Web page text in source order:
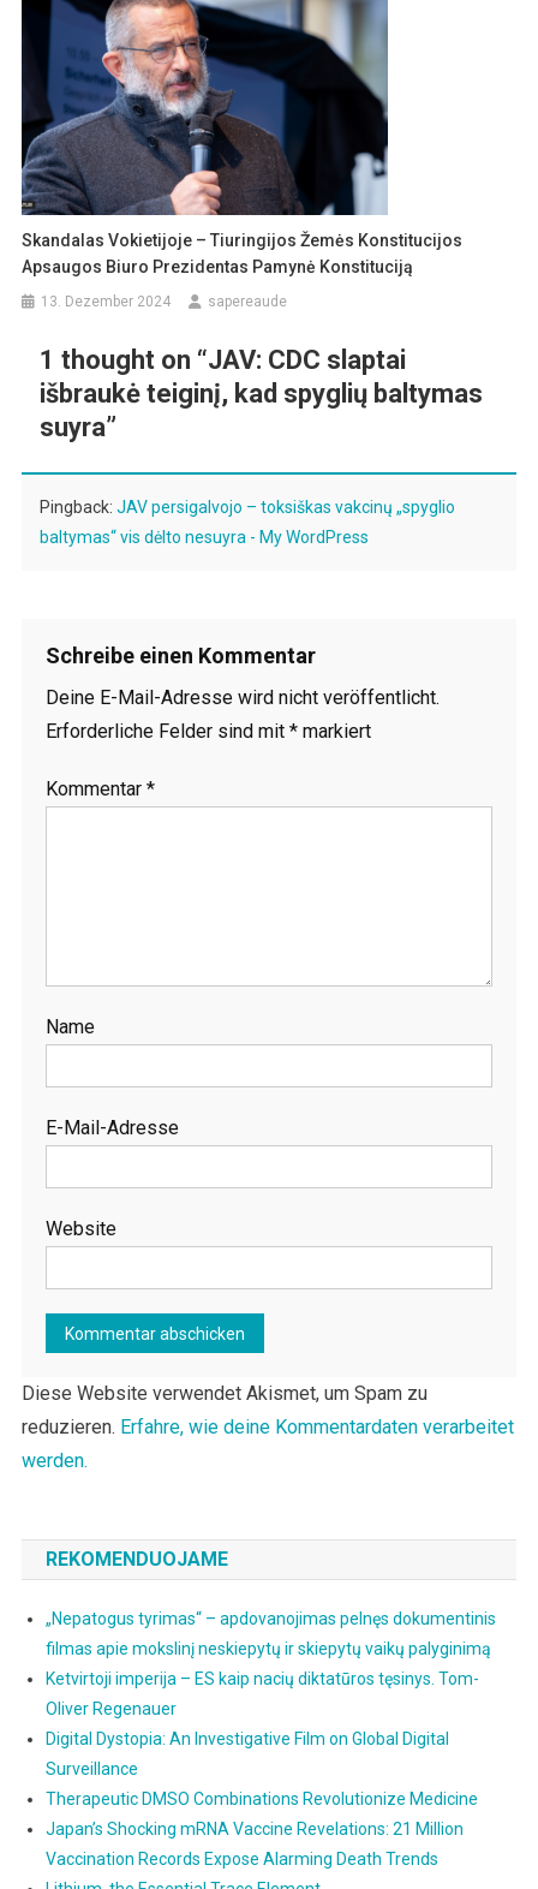
Skandalas Vokietijoje – Tiuringijos Žemės Konstitucijos
Apsaugos Biuro Prezidentas Pamynė Konstituciją
13. Dezember 2024 sapereaude
1 thought on “JAV: CDC slaptai
išbraukė teiginį, kad spyglių baltymas
suyra”
Pingback: JAV persigalvojo – toksiškas vakcinų „spyglio
baltymas“ vis dėlto nesuyra - My WordPress
Schreibe einen Kommentar
Deine E-Mail-Adresse wird nicht veröffentlicht.
Erforderliche Felder sind mit *markiert
Kommentar *
Name
E-Mail-Adresse
Website
Diese Website verwendet Akismet, um Spam zu
reduzieren. Erfahre, wie deine Kommentardaten verarbeitet
werden.
REKOMENDUOJAME
„Nepatogus tyrimas“ – apdovanojimas pelnęs dokumentinis
filmas apie mokslinį neskiepytų ir skiepytų vaikų palyginimą
Ketvirtoji imperija – ES kaip nacių diktatūros tęsinys. Tom-
Oliver Regenauer
Digital Dystopia: An Investigative Film on Global Digital
Surveillance
Therapeutic DMSO Combinations Revolutionize Medicine
Japan’s Shocking mRNA Vaccine Revelations: 21 Million
Vaccination Records Expose Alarming Death Trends